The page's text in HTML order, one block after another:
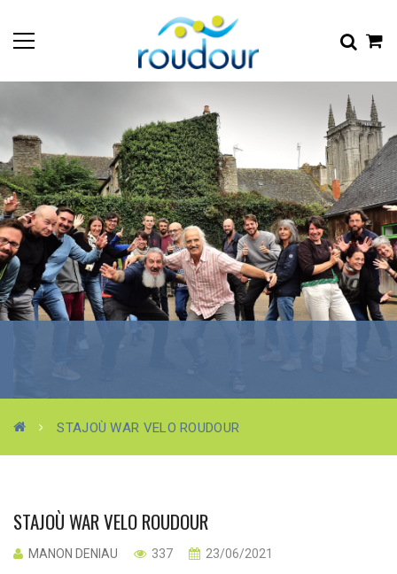
STAJOÙ WAR VELO ROUDOUR
STAJOÙ WAR VELO ROUDOUR
MANON DENIAU 337 23/06/2021